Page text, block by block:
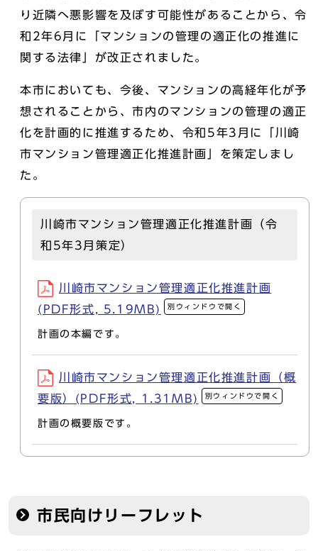
り近隣へ悪影響を及ぼす可能性があることから、令
和2年6月に「マンションの管理の適正化の推進に
関する法律」が改正されました。
本市においても、今後、マンションの高経年化が予
想されることから、市内のマンションの管理の適正
化を計画的に推進するため、令和5年3月に「川崎
市マンション管理適正化推進計画」を策定しまし
た。
川崎市マンション管理適正化推進計画（令
和5年3月策定）
川崎市マンション管理適正化推進計画
(PDF形式, 5.19MB)
別ウィンドウで開く
計画の本編です。
川崎市マンション管理適正化推進計画（概
要版）(PDF形式, 1.31MB)
別ウィンドウで開く
計画の概要版です。
市民向けリーフレット